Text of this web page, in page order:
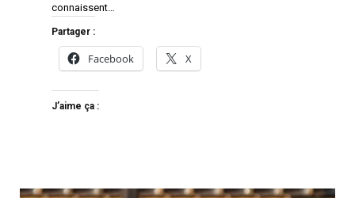
connaissent…
Partager :
Facebook X
J’aime ça :